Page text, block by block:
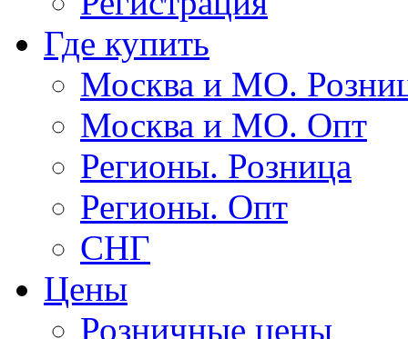
Где купить
Москва и МО.
Москва и МО. Опт
Регионы. Розница
Регионы. Опт
СНГ
Цены
Розничные цены